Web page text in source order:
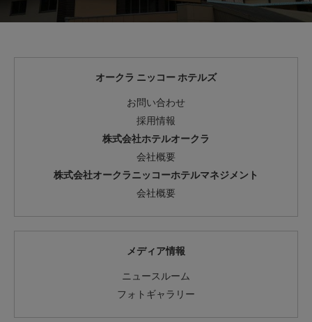
オークラ ニッコー ホテルズ
お問い合わせ
採用情報
株式会社ホテルオークラ
会社概要
株式会社オークラニッコーホテルマネジメント
会社概要
メディア情報
ニュースルーム
フォトギャラリー